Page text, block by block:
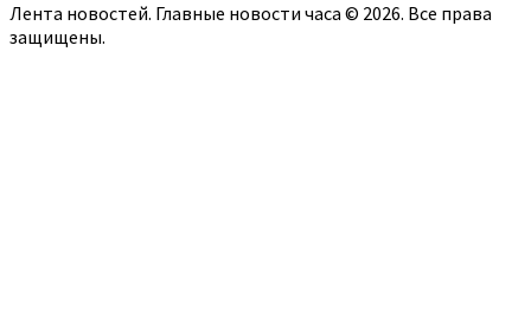
Лента новостей. Главные новости часа © 2026. Все права
защищены.